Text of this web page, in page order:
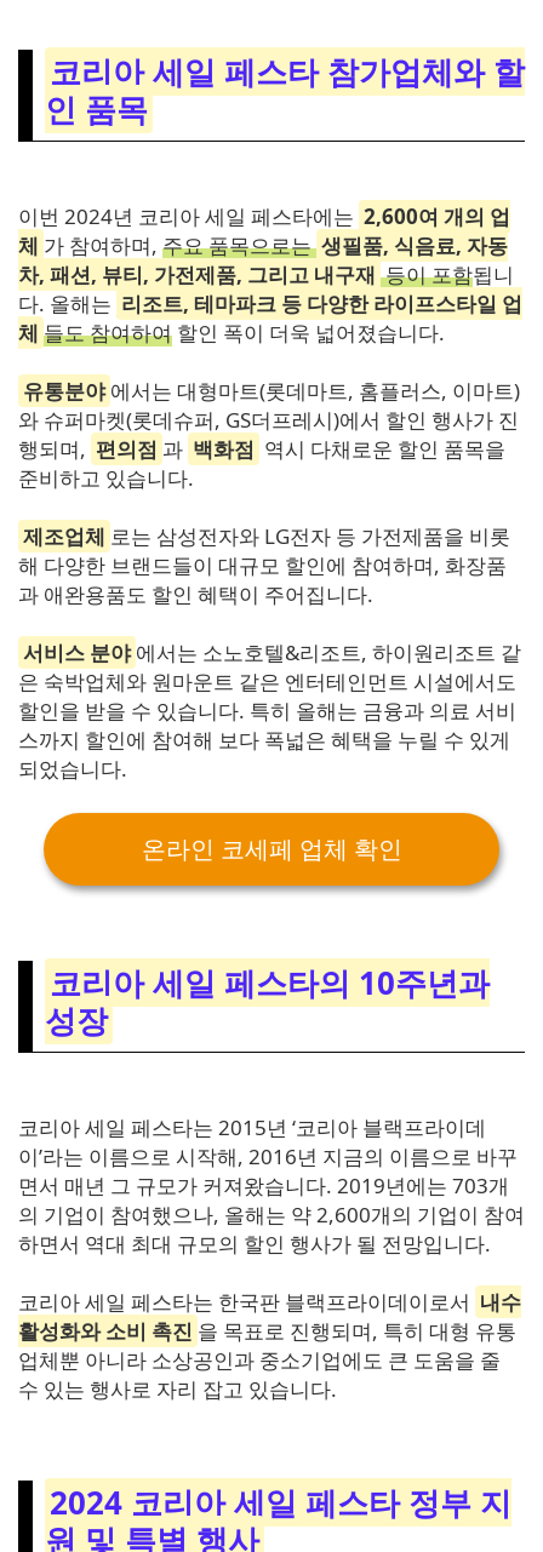
코리아 세일 페스타 참가업체와 할
인 품목
이번 2024년 코리아 세일 페스타에는 2,600여 개의 업
체 가 참여하며, 주요 품목으로는생필품, 식음료, 자동
차, 패션, 뷰티, 가전제품, 그리고 내구재 등이 포함됩니
다. 올해는 리조트, 테마파크 등 다양한 라이프스타일 업
체 들도 참여하여 할인 폭이 더욱 넓어졌습니다.
유통분야 에서는 대형마트(롯데마트, 홈플러스, 이마트)
와 슈퍼마켓(롯데슈퍼, GS더프레시)에서 할인 행사가 진
행되며, 편의점 과 백화점 역시 다채로운 할인 품목을
준비하고 있습니다.
제조업체 로는 삼성전자와 LG전자 등 가전제품을 비롯
해 다양한 브랜드들이 대규모 할인에 참여하며, 화장품
과 애완용품도 할인 혜택이 주어집니다.
서비스 분야 에서는 소노호텔&리조트, 하이원리조트 같
은 숙박업체와 원마운트 같은 엔터테인먼트 시설에서도
할인을 받을 수 있습니다. 특히 올해는 금융과 의료 서비
스까지 할인에 참여해 보다 폭넓은 혜택을 누릴 수 있게
되었습니다.
온라인 코세페 업체 확인
코리아 세일 페스타의 10주년과
성장
코리아 세일 페스타는 2015년 ‘코리아 블랙프라이데
이’라는 이름으로 시작해, 2016년 지금의 이름으로 바꾸
면서 매년 그 규모가 커져왔습니다. 2019년에는 703개
의 기업이 참여했으나, 올해는 약 2,600개의 기업이 참여
하면서 역대 최대 규모의 할인 행사가 될 전망입니다.
코리아 세일 페스타는 한국판 블랙프라이데이로서 내수
활성화와 소비 촉진 을 목표로 진행되며, 특히 대형 유통
업체뿐 아니라 소상공인과 중소기업에도 큰 도움을 줄
수 있는 행사로 자리 잡고 있습니다.
2024 코리아 세일 페스타 정부 지
원 및 특별 행사